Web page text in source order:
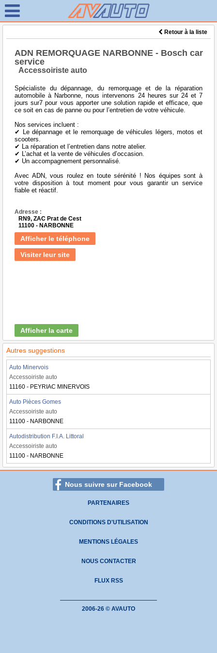
Retour à la liste
ADN REMORQUAGE NARBONNE - Bosch car
service
Accessoiriste auto
Spécialiste du dépannage, du remorquage et de la réparation
automobile à Narbonne, nous intervenons 24 heures sur 24 et 7
jours sur7 pour vous apporter une solution rapide et efficace, que
ce soit en cas de panne ou pour l’entretien de votre véhicule.
Nos services incluent :
✔ Le dépannage et le remorquage de véhicules légers, motos et
scooters.
✔ La réparation et l’entretien dans notre atelier.
✔ L’achat et la vente de véhicules d’occasion.
✔ Un accompagnement personnalisé.
Avec ADN, vous roulez en toute sérénité ! Nos équipes sont à
votre disposition à tout moment pour vous garantir un service
fiable et réactif.
Adresse :
RN9, ZAC Prat de Cest
11100 - NARBONNE
Afficher le téléphone
Visiter leur site
Afficher la carte
Autres suggestions
Auto Minervois
Accessoiriste auto
11160 - PEYRIAC MINERVOIS
Auto Pièces Gomes
Accessoiriste auto
11100 - NARBONNE
Autodistribution F.I.A. Littoral
Accessoiriste auto
11100 - NARBONNE
Nous suivre sur Facebook
PARTENAIRES
CONDITIONS D'UTILISATION
MENTIONS LÉGALES
NOUS CONTACTER
FLUX RSS
2006-26 © AVAUTO